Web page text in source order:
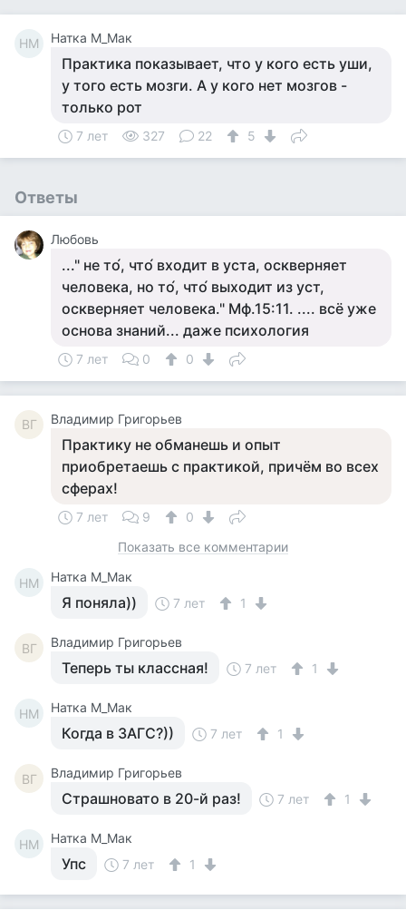
НМ Натка М_Мак
Практика показывает, что у кого есть уши,
у того есть мозги. А у кого нет мозгов -
только рот
7 лет 327 22 5
Ответы
Любовь
..." не то́, что́ входит в уста, оскверняет
человека, но то́, что́ выходит из уст,
оскверняет человека." Мф.15:11. .... всё уже
основа знаний... даже психология
7 лет 0 0
ВГ Владимир Григорьев
Практику не обманешь и опыт
приобретаешь с практикой, причём во всех
сферах!
7 лет 9
0
Показать все комментарии
НМ Натка М_Мак
Я поняла)) 7 лет 1
ВГ Владимир Григорьев
Теперь ты классная! 7 лет 1
НМ Натка М_Мак
Когда в ЗАГС?)) 7 лет 1
ВГ Владимир Григорьев
Страшновато в 20-й раз! 7 лет 1
НМ Натка М_Мак
Упс 7 лет 1